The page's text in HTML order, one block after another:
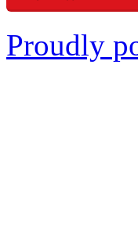
Proudly